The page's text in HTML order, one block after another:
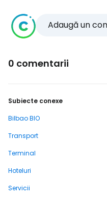
Adaugă un
0 comentarii
Subiecte conexe
Bilbao BIO
Transport
Terminal
Hoteluri
Servicii